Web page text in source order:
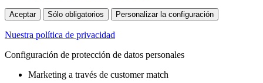
Aceptar Sólo obligatorios Personalizar la configuración
Nuestra política de privacidad
Configuración de protección de datos personales
Marketing a través de customer match